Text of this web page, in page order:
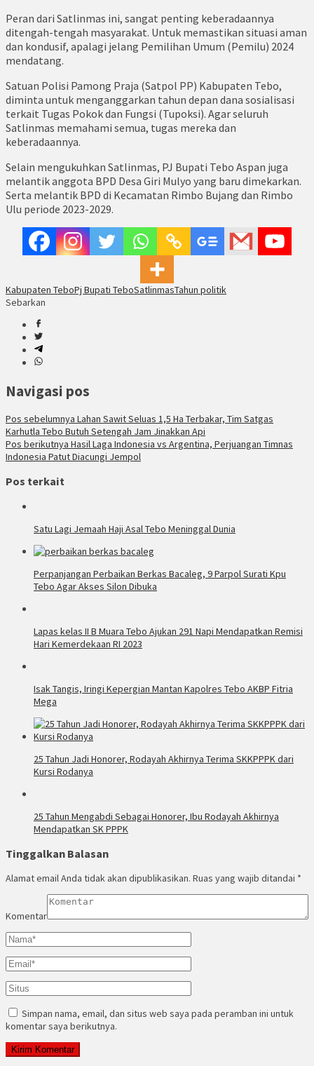
Peran dari Satlinmas ini, sangat penting keberadaannya
ditengah-tengah masyarakat. Untuk memastikan situasi aman
dan kondusif, apalagi jelang Pemilihan Umum (Pemilu) 2024
mendatang.
Satuan Polisi Pamong Praja (Satpol PP) Kabupaten Tebo,
diminta untuk menganggarkan tahun depan dana sosialisasi
terkait Tugas Pokok dan Fungsi (Tupoksi). Agar seluruh
Satlinmas memahami semua, tugas mereka dan
keberadaannya.
Selain mengukuhkan Satlinmas, PJ Bupati Tebo Aspan juga
melantik anggota BPD Desa Giri Mulyo yang baru dimekarkan.
Serta melantik BPD di Kecamatan Rimbo Bujang dan Rimbo
Ulu periode 2023-2029.
Kabupaten TeboPj Bupati TeboSatlinmasTahun politik
Sebarkan
Navigasi pos
Pos sebelumnya Lahan Sawit Seluas 1,5 Ha Terbakar, Tim Satgas
Karhutla Tebo Butuh Setengah Jam Jinakkan Api
Pos berikutnya Hasil Laga Indonesia vs Argentina, Perjuangan Timnas
Indonesia Patut Diacungi Jempol
Pos terkait
Satu Lagi Jemaah Haji Asal Tebo Meninggal Dunia
Perpanjangan Perbaikan Berkas Bacaleg, 9 Parpol Surati Kpu
Tebo Agar Akses Silon Dibuka
Lapas kelas II B Muara Tebo Ajukan 291 Napi Mendapatkan Remisi
Hari Kemerdekaan RI 2023
Isak Tangis, Iringi Kepergian Mantan Kapolres Tebo AKBP Fitria
Mega
25 Tahun Jadi Honorer, Rodayah Akhirnya Terima SKKPPPK dari
Kursi Rodanya
25 Tahun Mengabdi Sebagai Honorer, Ibu Rodayah Akhirnya
Mendapatkan SK PPPK
Tinggalkan Balasan
Alamat email Anda tidak akan dipublikasikan. Ruas yang wajib ditandai *
Komentar
Simpan nama, email, dan situs web saya pada peramban ini untuk
komentar saya berikutnya.